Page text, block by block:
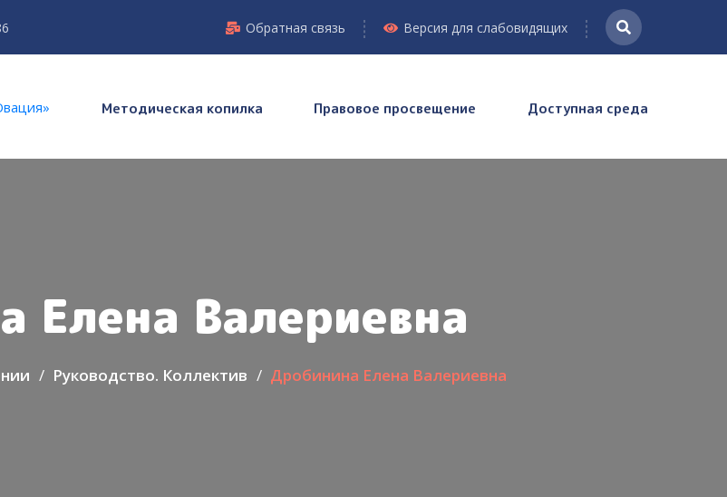
Обратная связь Версия для слабовидящих
Методическая копилка Правовое просвещение Доступная среда
Елена Валериевна
Руководство. Коллектив Дробинина Елена Валериевна